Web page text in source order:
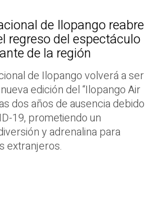
de Ilopango reabre
regreso del espectáculo
de la región
de Ilopango volverá a ser
edición del “Ilopango Air
dos años de ausencia debido
19, prometiendo un
y adrenalina para
extranjeros.